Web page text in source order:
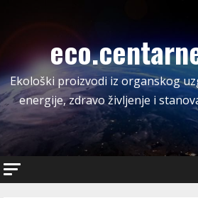
Ekološki proizvodi iz organskog
energije, zdravo življenje i